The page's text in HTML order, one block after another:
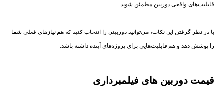
قابلیت‌های واقعی دوربین مطمئن شوید.
با در نظر گرفتن این نکات، می‌توانید دوربینی را انتخاب کنید که هم نیازهای فعلی شما
را پوشش دهد و هم قابلیت‌هایی برای پروژه‌های آینده داشته باشد.
قیمت دوربین های فیلمبرداری